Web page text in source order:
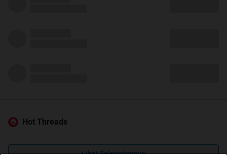
Hot Threads
Lihat Selengkapnya